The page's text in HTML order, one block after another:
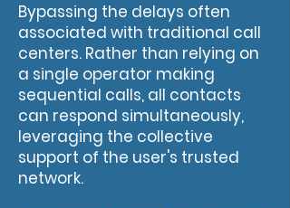
Bypassing the delays often
associated with traditional call
centers. Rather than relying on
a single operator making
sequential calls, all contacts
can respond simultaneously,
leveraging the collective
support of the user's trusted
network.